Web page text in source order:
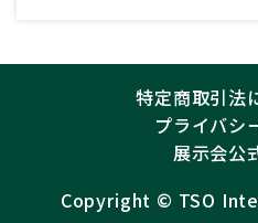
特定商取引法
プライバシ
展示会公
Copyright ©︎ TSO